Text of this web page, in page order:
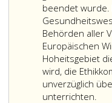
muss
seine
einer
Woche
beendet wurde.
Behörden aller
Europäischen
Hoheitsgebiet
wird, die
unverzüglich
unterrichten.